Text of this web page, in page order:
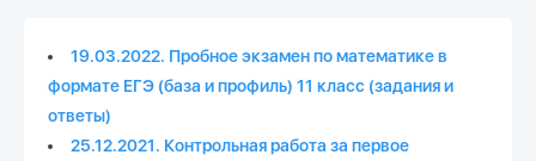
19.03.2022. Пробное экзамен по математике в
формате ЕГЭ (база и профиль) 11 класс (задания и
ответы)
25.12.2021. Контрольная работа за первое